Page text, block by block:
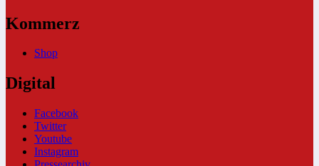
Kommerz
Shop
Digital
Facebook
Twitter
Youtube
Instagram